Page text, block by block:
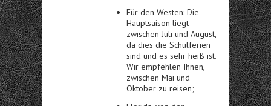
Für den Westen: Die
Hauptsaison liegt
zwischen Juli und August,
da dies die Schulferien
sind und es sehr heiß ist.
Wir empfehlen Ihnen,
zwischen Mai und
Oktober zu reisen;